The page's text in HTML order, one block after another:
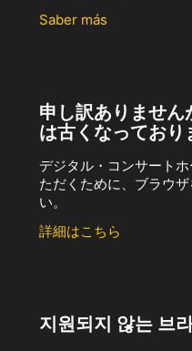
Saber más
申し訳ありませ
は古くなっており
デジタル・コンサート
ただくために、ブラウ
い。
詳細はこちら
지원되지 않는 브